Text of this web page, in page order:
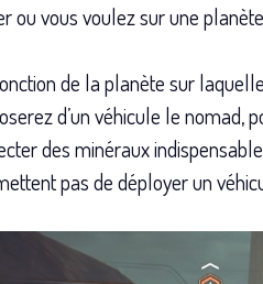
ou vous voulez sur une
de la planète sur
d’un véhicule le
des minéraux
pas de déployer un